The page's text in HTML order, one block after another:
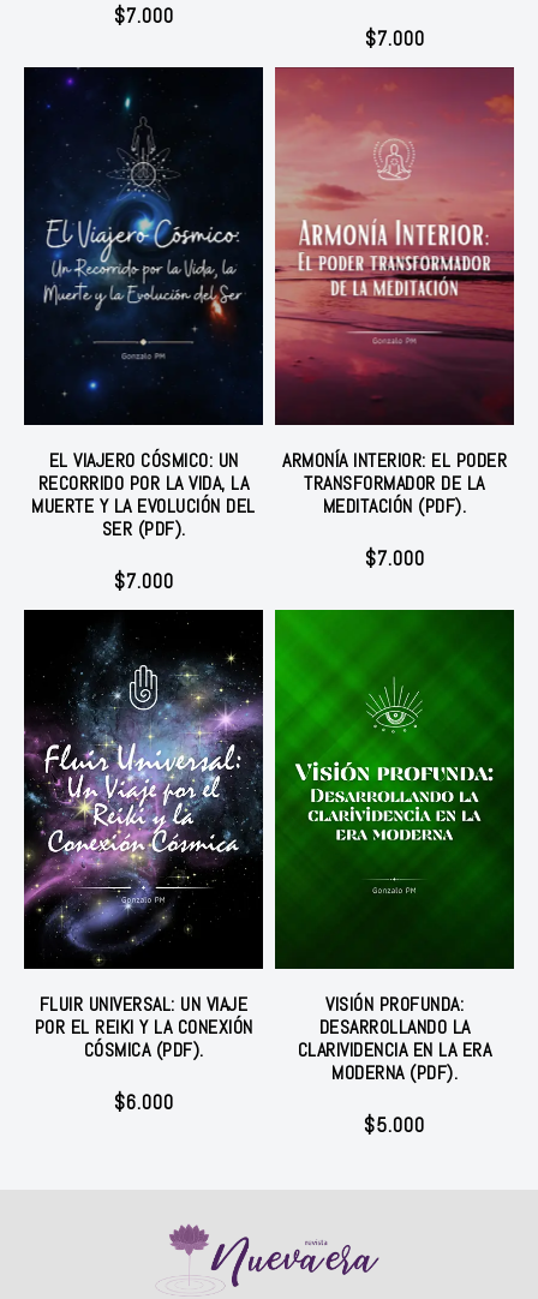
$7.000
$7.000
EL VIAJERO CÓSMICO: UN
RECORRIDO POR LA VIDA, LA
MUERTE Y LA EVOLUCIÓN DEL
SER (PDF).
$7.000
ARMONÍA INTERIOR: EL PODER
TRANSFORMADOR DE LA
MEDITACIÓN (PDF).
$7.000
FLUIR UNIVERSAL: UN VIAJE
POR EL REIKI Y LA CONEXIÓN
CÓSMICA (PDF).
$6.000
VISIÓN PROFUNDA:
DESARROLLANDO LA
CLARIVIDENCIA EN LA ERA
MODERNA (PDF).
$5.000